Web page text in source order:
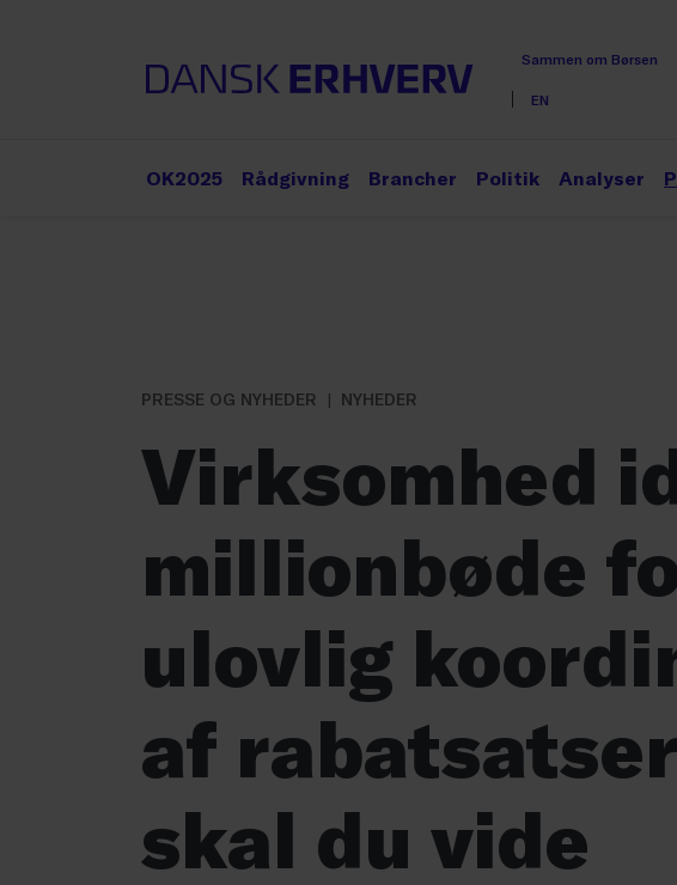
Sammen om Børsen
EN
OK2025 Rådgivning Brancher Politik Analyser
PRESSE OG NYHEDER
NYHEDER
Virksomhed
millionbøde
ulovlig
af
skal du vide